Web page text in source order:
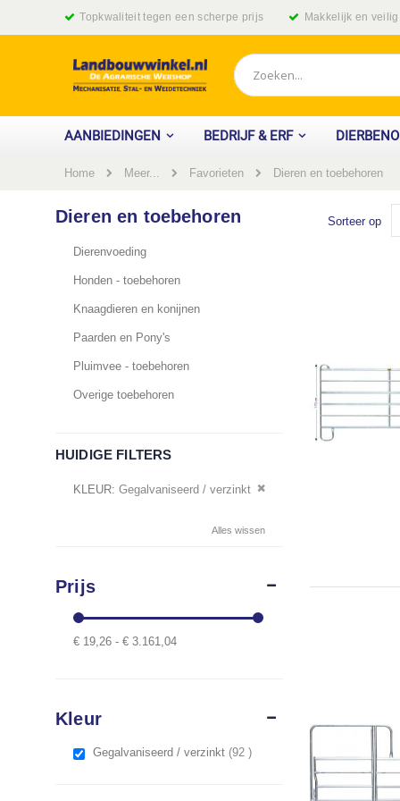
Ga
naar
inhoud
Topkwaliteit tegen een scherpe prijs Makkelijk en
Zoek
AANBIEDINGEN BEDRIJF & ERF
Home Meer... Favorieten Dieren en toebehoren
Sorteer op
Dieren en toebehoren
Dierenvoeding
Honden - toebehoren
Knaagdieren en konijnen
Paarden en Pony's
Pluimvee - toebehoren
Overige toebehoren
HUIDIGE FILTERS
KLEUR Gegalvaniseerd / verzinkt Verwijder dit artikel
Alles wissen
Prijs
€ 19,26 - € 3.161,04
Kleur
Gegalvaniseerd / verzinkt 92 items